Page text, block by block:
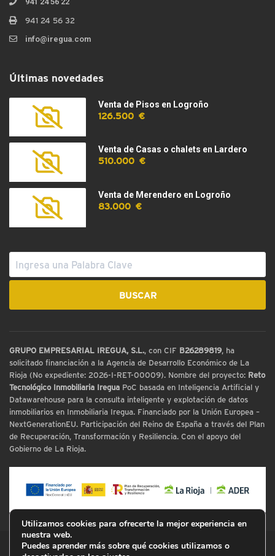
941 24 56 32
info@iregua.com
Últimas novedades
Venta de Pisos en Logroño
126.500 €
Venta de Casas o chalets en Lardero
510.000 €
Venta de Merendero en Logroño
83.000 €
GRUPO EMPRESARIAL IREGUA, S.L., con CIF B26289819, ha
solicitado financiación a la Agencia de Desarrollo Económico de La
Rioja (No expediente: 2026-I-RET-00009). Nombre del proyecto: Reto
Tecnológico Inmobiliaria Iregua PoC basada en Inteligencia Artificial y
Datawarehouse para la consulta inteligente y explotación de datos
inmobiliarios en Inmobiliaria Iregua. Financiado por la Unión Europea –
NextGenerationEU. Participación del Reino de España a través del Plan
de Recuperación, Transformación y Resiliencia. Con el apoyo del
Gobierno de La Rioja.
© Inmobiliaria Iregua
Utilizamos cookies para ofrecerte la mejor experiencia en
nuestra web.
Puedes aprender más sobre qué cookies utilizamos o